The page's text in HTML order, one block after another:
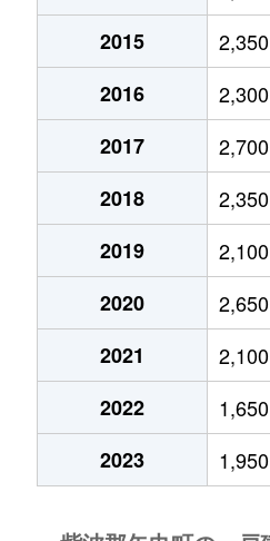
2015
2,350
2016
2,300
2017
2,700
2018
2,350
2019
2,100
2020
2,650
2021
2,100
2022
1,650
2023
1,950